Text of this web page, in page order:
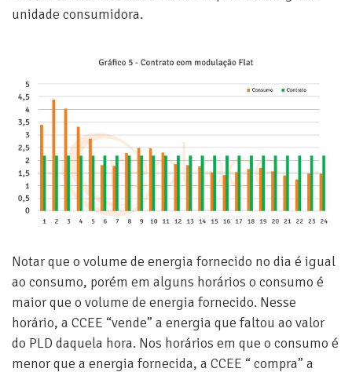
unidade consumidora.
Notar que o volume de energia fornecido no dia é igual
ao consumo, porém em alguns horários o consumo é
maior que o volume de energia fornecido. Nesse
horário, a CCEE “vende” a energia que faltou ao valor
do PLD daquela hora. Nos horários em que o consumo é
menor que a energia fornecida, a CCEE “ compra” a